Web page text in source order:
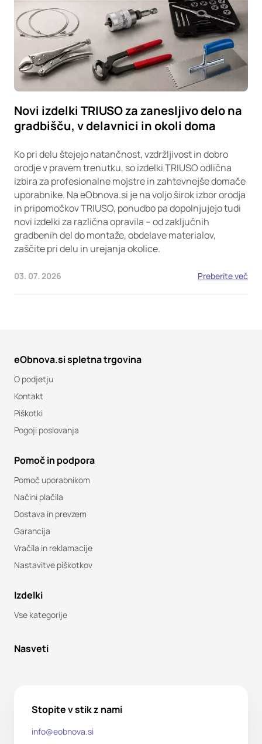
Novi izdelki TRIUSO za zanesljivo delo na
gradbišču, v delavnici in okoli doma
Ko pri delu štejejo natančnost, vzdržljivost in dobro
orodje v pravem trenutku, so izdelki TRIUSO odlična
izbira za profesionalne mojstre in zahtevnejše domače
uporabnike. Na eObnova.si je na voljo širok izbor orodja
in pripomočkov TRIUSO, ponudbo pa dopolnjujejo tudi
novi izdelki za različna opravila – od zaključnih
gradbenih del do montaže, obdelave materialov,
zaščite pri delu in urejanja okolice.
03. 07. 2026 Preberite več
eObnova.si spletna trgovina
O podjetju
Kontakt
Piškotki
Pogoji poslovanja
Pomoč in podpora
Pomoč uporabnikom
Načini plačila
Dostava in prevzem
Garancija
Vračila in reklamacije
Nastavitve piškotkov
Izdelki
Vse kategorije
Nasveti
Stopite v stik z nami
info@eobnova.si